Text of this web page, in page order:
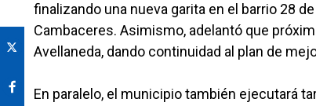
finalizando una nueva garita en el barrio 28
Cambaceres. Asimismo, adelantó que
Avellaneda, dando continuidad al plan de
En paralelo, el municipio también ejecutará